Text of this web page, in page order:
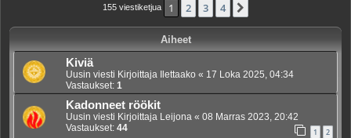
155 viestiketjua 1 2 3 4
Aiheet
Kiviä
Uusin viesti Kirjoittaja Ilettaako « 17 Loka 2025, 04:34
Vastaukset: 1
Kadonneet röökit
Uusin viesti Kirjoittaja Leijona « 08 Marras 2023, 20:42
Vastaukset: 44 1 2